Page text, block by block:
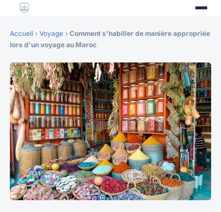
Accueil › Voyage › Comment s'habiller de manière appropriée
lors d'un voyage au Maroc